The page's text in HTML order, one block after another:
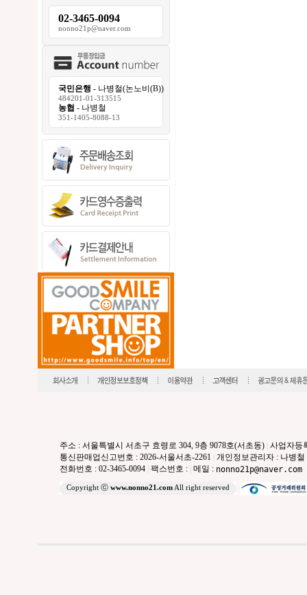
02-3465-0094
nonno21p@naver.com
국민은행 - 나병철(논노비(B))
484201-01-313515
농협 - 나병철
351-1405-8088-13
주소 : 서울특별시 서초구 효령로 304, 9층 9078호(서초동) 사업자등
통신판매업신고번호 : 2026-서울서초-2261 개인정보관리자 : 나병철
전화번호 : 02-3465-0094 팩스번호 : 메일 : nonno21p@naver.com
Copyright ⓒ www.nonno21.comAll right reserved